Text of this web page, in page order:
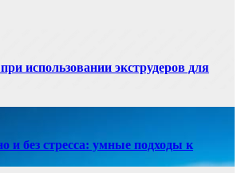
использовании экструдеров для
и без стресса: умные подходы к